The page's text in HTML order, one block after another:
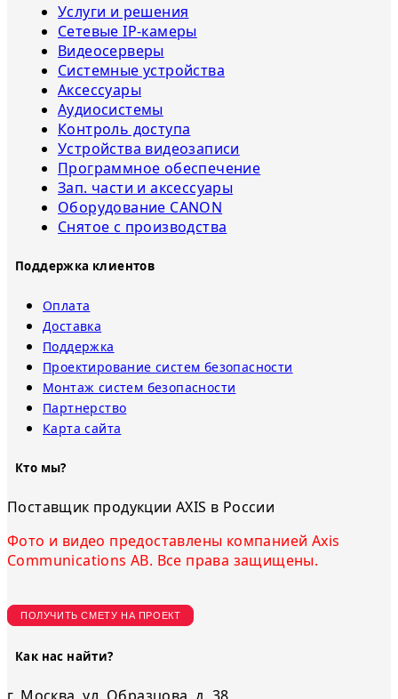
Услуги и решения
Сетевые IP-камеры
Видеосерверы
Системные устройства
Аксессуары
Аудиосистемы
Контроль доступа
Устройства видеозаписи
Программное обеспечение
Зап. части и аксессуары
Оборудование CANON
Снятое с прoизвoдства
Поддержка клиентов
Оплата
Доставка
Поддержка
Проектирование систем безопасности
Монтаж систем безопасности
Партнерство
Карта сайта
Кто мы?
Поставщик продукции AXIS в России
Фото и видео предоставлены компанией Axis
Communications AB. Все права защищены.
ПОЛУЧИТЬ СМЕТУ НА ПРОЕКТ
Как нас найти?